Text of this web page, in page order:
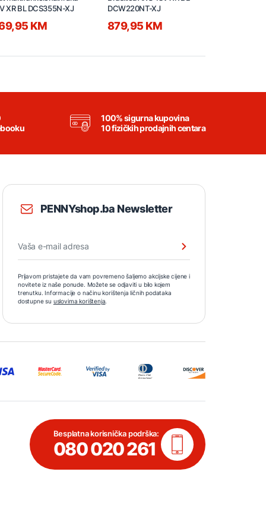
XR BL DCS355N-XJ
KM
DCW220NT-XJ
879,95 KM
100% sigurna kupovina
10 fizičkih prodajnih centara
PENNYshop.ba Newsletter
Prijavom pristajete da vam povremeno šaljemo akcijske cijene i
novitete iz naše ponude. Možete se odjaviti u bilo kojem
trenutku. Informacije o načinu korištenja ličnih podataka
dostupne su uslovima korištenja.
Besplatna korisnička podrška:
080 020 261